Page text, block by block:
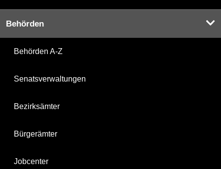
Behörden
Behörden A-Z
Senatsverwaltungen
Bezirksämter
Bürgerämter
Jobcenter